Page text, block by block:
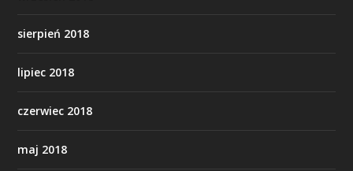
sierpień 2018
lipiec 2018
czerwiec 2018
maj 2018